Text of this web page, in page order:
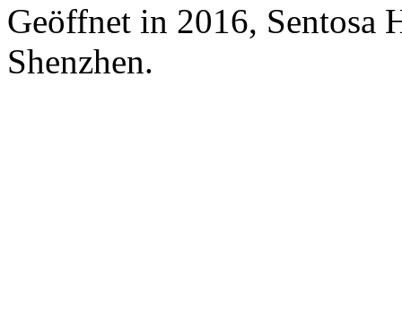
Geöffnet in 2016, Sentosa
Shenzhen.